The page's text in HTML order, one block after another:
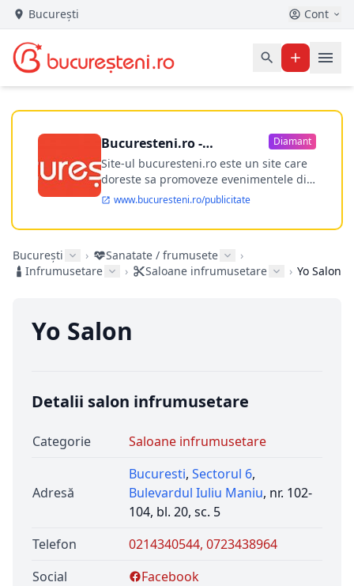
București Cont
Bucuresteni.ro -
publicitate online
Diamant
Site-ul bucuresteni.ro este un site care
doreste sa promoveze evenimentele din
Bucuresti si nu numai, sa puna la
dispozitia utilizatorului cea mai
performanta harta electronica a
ofere posibilitatea firmel...
www.bucuresteni.ro/publicitate
București › Sanatate / frumusete
›
Infrumusetare
› Saloane infrumusetare › Yo Salon
Yo Salon
Detalii salon infrumusetare
Categorie Saloane infrumusetare
Adresă
Bucuresti, Sectorul 6,
Bulevardul Iuliu Maniu, nr. 102-
104, bl. 20, sc. 5
Telefon
0214340544, 0723438964
Social
Facebook